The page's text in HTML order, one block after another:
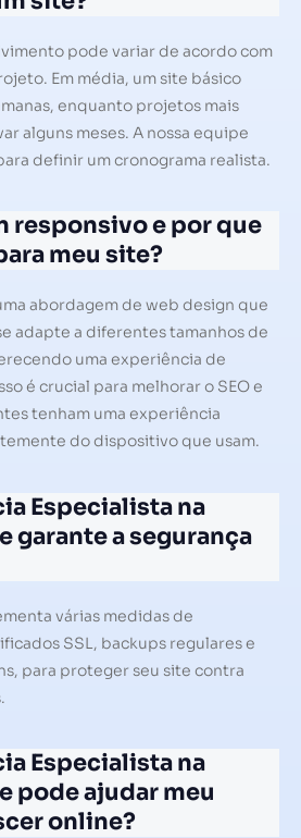
pode variar de acordo com
Em média, um site básico
enquanto projetos mais
alguns meses. A nossa equipe
definir um cronograma realista.
responsivo e por que
meu site?
abordagem de web design que
adapte a diferentes tamanhos de
uma experiência de
é crucial para melhorar o SEO e
tenham uma experiência
do dispositivo que usam.
Especialista na
garante a segurança
várias medidas de
SSL, backups regulares e
para proteger seu site contra
Especialista na
pode ajudar meu
online?